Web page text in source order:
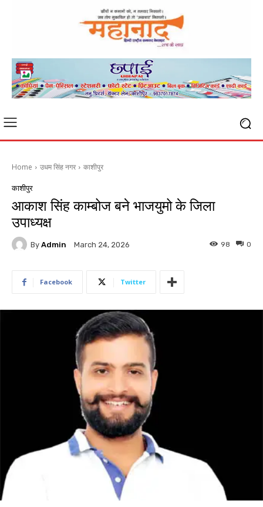
Home उधम सिंह नगर काशीपुर
काशीपुर
आकाश सिंह काम्बोज बने भाजयुमो के जिला
उपाध्यक्ष
By Admin March 24, 2026 0
98
Facebook Twitter